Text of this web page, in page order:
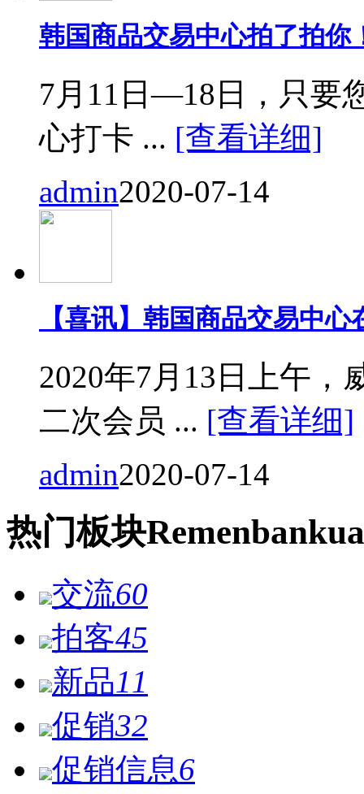
韩国商品交易中心拍了拍你
7月11日—18日，只要
心打卡 ... [查看详细]
admin2020-07-14
【喜讯】韩国商品交易中
2020年7月13日上午，
二次会员 ... [查看详细]
admin2020-07-14
热门板块Remen
交流60
拍客45
新品11
促销32
促销信息6